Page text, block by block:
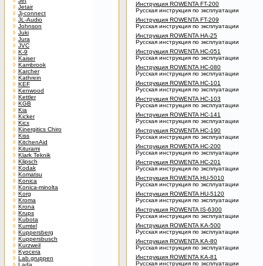
Jetair
Jj-connect
JL-Audio
Johnson
Juki
Jura
JVC
K-9
Kaiser
Kambrook
Karcher
Kathrein
KEF
Kenwood
Kettler
KGB
Kia
Kicker
Kicx
Kinergitics Chiro
Kiss
KitchenAid
Kiturami
Klark Teknik
Klipsch
Kodak
Komatsu
Konica
Konica-minolta
Korg
Kroma
Krona
Krups
Kubota
Kumtel
Kuppersberg
Kuppersbusch
Kurzweil
Kyocera
Lab.gruppen
Lada
Инструкция ROWENTA FT-200
Русская инструкция по эксплуатации
Инструкция ROWENTA FT-209
Русская инструкция по эксплуатации
Инструкция ROWENTA HA-25
Русская инструкция по эксплуатации
Инструкция ROWENTA HC-051
Русская инструкция по эксплуатации
Инструкция ROWENTA HC-080
Русская инструкция по эксплуатации
Инструкция ROWENTA HC-101
Русская инструкция по эксплуатации
Инструкция ROWENTA HC-103
Русская инструкция по эксплуатации
Инструкция ROWENTA HC-141
Русская инструкция по эксплуатации
Инструкция ROWENTA HC-190
Русская инструкция по эксплуатации
Инструкция ROWENTA HC-200
Русская инструкция по эксплуатации
Инструкция ROWENTA HC-201
Русская инструкция по эксплуатации
Инструкция ROWENTA HU-5010
Русская инструкция по эксплуатации
Инструкция ROWENTA HU-5120
Русская инструкция по эксплуатации
Инструкция ROWENTA IS-6300
Русская инструкция по эксплуатации
Инструкция ROWENTA KA-500
Русская инструкция по эксплуатации
Инструкция ROWENTA KA-80
Русская инструкция по эксплуатации
Инструкция ROWENTA KA-81
Русская инструкция по эксплуатации